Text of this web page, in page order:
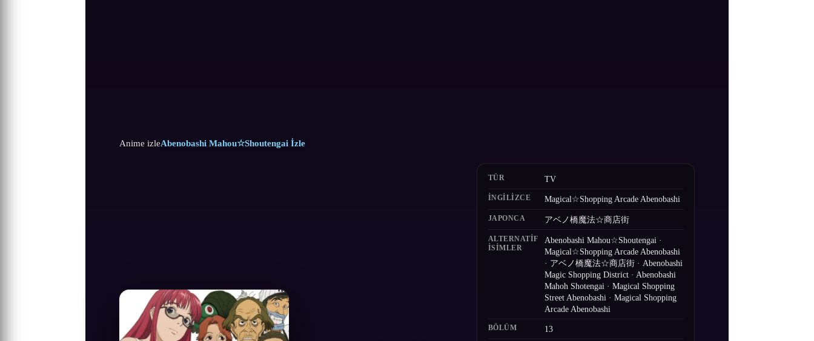
Anime izleAbenobashi Mahou☆Shoutengai İzle
TÜR TV
İNGILIZCE Magical☆Shopping Arcade Abenobashi
JAPONCA アベノ橋魔法☆商店街
ALTERNATIF
ISIMLER
Abenobashi Mahou☆Shoutengai ·
Magical☆Shopping Arcade Abenobashi
· アベノ橋魔法☆商店街 · Abenobashi
Magic Shopping District · Abenobashi
Mahoh Shotengai · Magical Shopping
Street Abenobashi · Magical Shopping
Arcade Abenobashi
BÖLÜM 13